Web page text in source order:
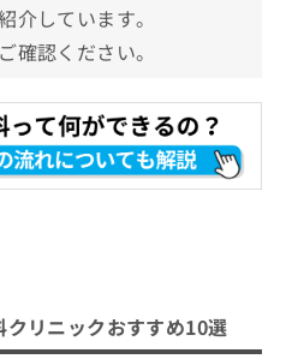
介しています。
確認ください。
リニックおすすめ10選